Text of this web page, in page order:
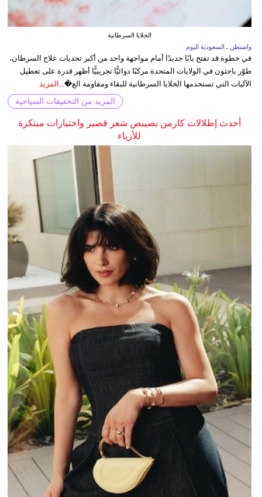
الخلايا السرطانية
واشنطن ـ السعودية اليوم
في خطوة قد تفتح بابًا جديدًا أمام مواجهة واحد من أكبر تحديات علاج السرطان،
طوّر باحثون في الولايات المتحدة مركبًا دوائيًّا تجريبيًّا أظهر قدرة على تعطيل
الآليات التي تستخدمها الخلايا السرطانية للبقاء ومقاومة الع�...
المزيد
المزيد من التحقيقات السياحية
أحدث إطلالات كارمن بصيبص شعر قصير واختيارات مبتكرة
للأزياء